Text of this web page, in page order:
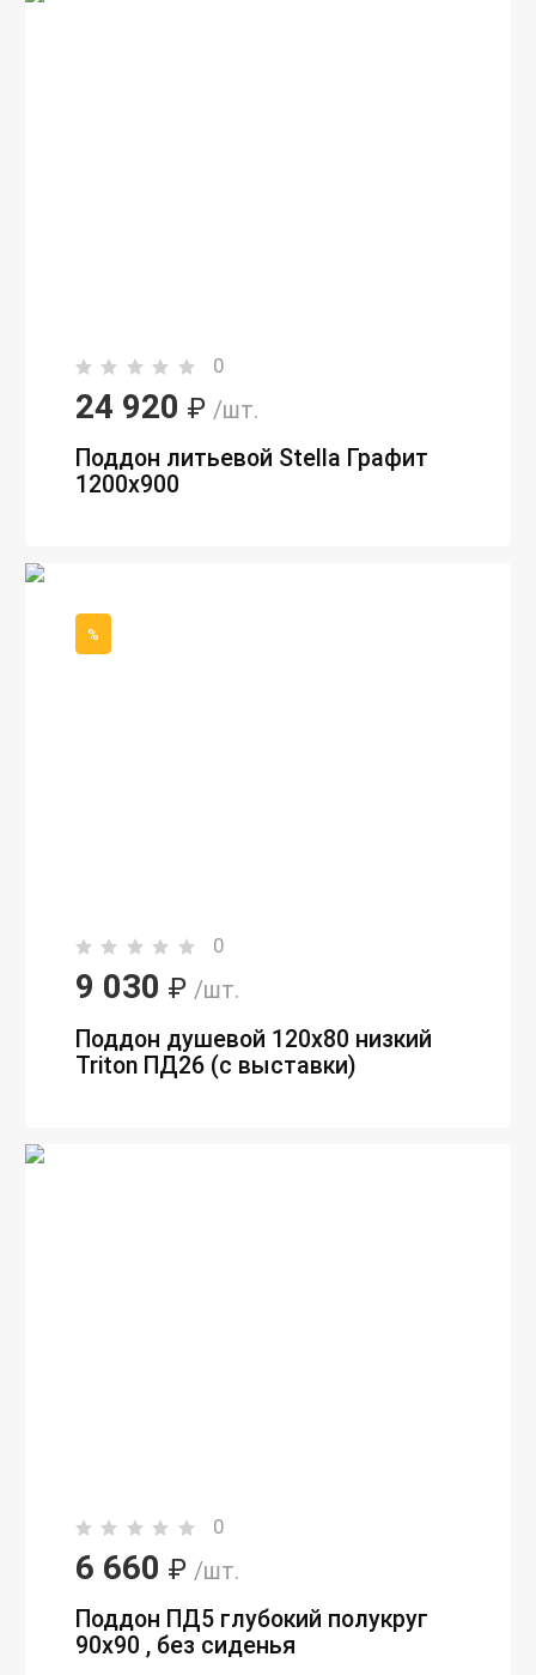
0
24 920 ₽ /шт.
Поддон литьевой Stella Графит
1200x900
%
0
9 030 ₽ /шт.
Поддон душевой 120x80 низкий
Triton ПД26 (с выставки)
0
6 660 ₽ /шт.
Поддон ПД5 глубокий полукруг
90х90 , без сиденья